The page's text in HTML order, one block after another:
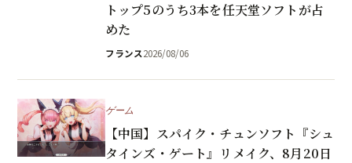
トップ5のうち3本を任天堂ソフトが占
めた
フランス2026/08/06
ゲーム
【中国】スパイク・チュンソフト『シュ
タインズ・ゲート』リメイク、8月20日